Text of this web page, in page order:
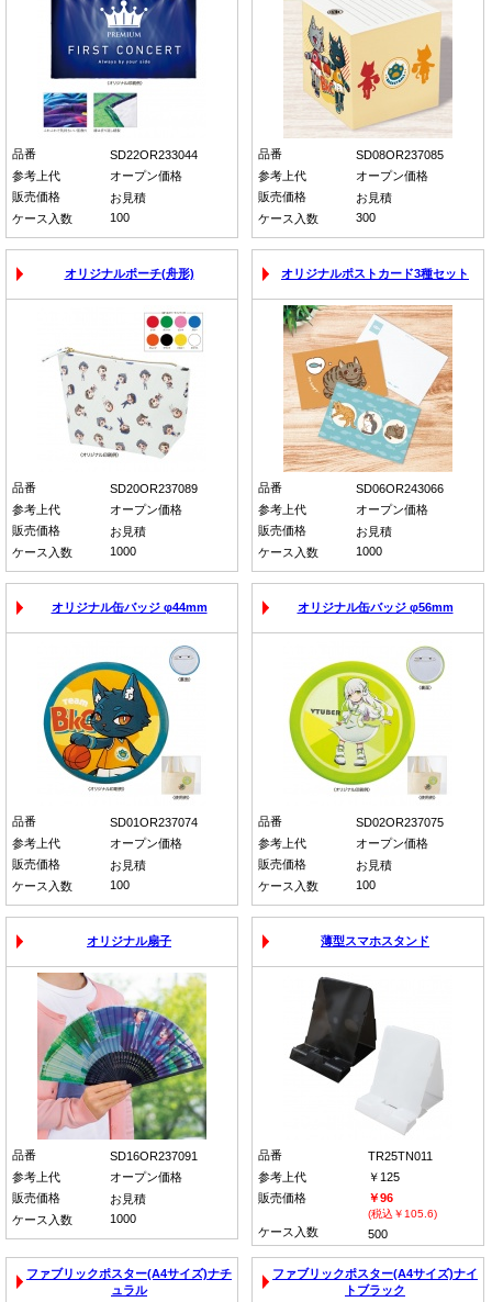
品番
SD22OR233044
参考上代
オープン価格
販売価格
お見積
ケース入数
100
品番
SD08OR237085
参考上代
オープン価格
販売価格
お見積
ケース入数
300
オリジナルポーチ(舟形)
品番
SD20OR237089
参考上代
オープン価格
販売価格
お見積
ケース入数
1000
オリジナルポストカード3種セット
品番
SD06OR243066
参考上代
オープン価格
販売価格
お見積
ケース入数
1000
オリジナル缶バッジ φ44mm
品番
SD01OR237074
参考上代
オープン価格
販売価格
お見積
ケース入数
100
オリジナル缶バッジ φ56mm
品番
SD02OR237075
参考上代
オープン価格
販売価格
お見積
ケース入数
100
オリジナル扇子
品番
SD16OR237091
参考上代
オープン価格
販売価格
お見積
ケース入数
1000
薄型スマホスタンド
品番
TR25TN011
参考上代
￥125
販売価格
￥96
(税込￥105.6)
ケース入数 500
ファブリックポスター(A4サイズ)ナチ
ュラル
ファブリックポスター(A4サイズ)ナイ
トブラック